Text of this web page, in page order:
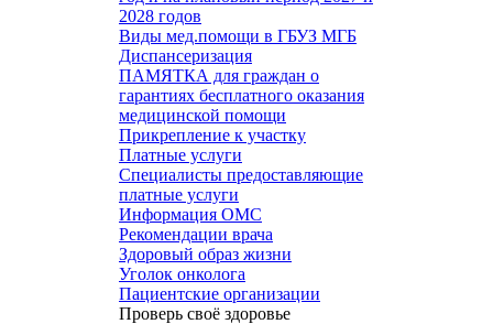
2028 годов
Виды мед.помощи в ГБУЗ МГБ
Диспансеризация
ПАМЯТКА для граждан о
гарантиях бесплатного оказания
медицинской помощи
Прикрепление к участку
Платные услуги
Специалисты предоставляющие
платные услуги
Информация ОМС
Рекомендации врача
Здоровый образ жизни
Уголок онколога
Пациентские организации
Проверь своё здоровье